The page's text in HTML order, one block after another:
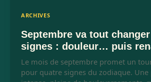
ARCHIVES
Septembre va tout
signes : douleur… puis
Le mois de septembre promet un
pour quatre signes du zodiaque.